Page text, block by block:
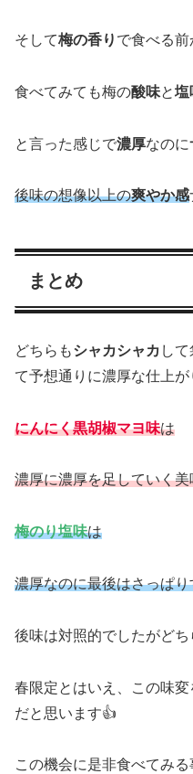
そして梅の香り で食べる前
食べてみても梅の酸味と塩
と言った感じで濃厚なのに
後味の想像以上の爽やか感
まとめ
どちらもシャカシャカ し
て予想通りに濃厚な仕上が
にんにく黒胡椒マヨ味は
濃厚に濃厚を足していく美
梅のり塩味は
濃厚なのに最後はさっぱ
後味は対照的でしたがどち
春限定とはいえ、この味変
だと思います👍
この機会に是非食べてみる